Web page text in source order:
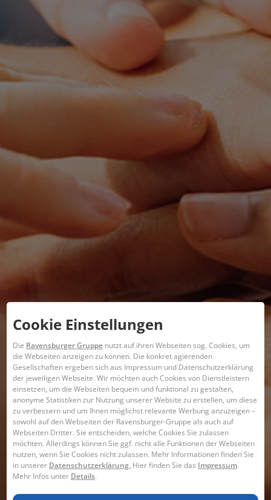
Cookie Einstellungen
Die Ravensburger Gruppe nutzt auf ihren Webseiten sog. Cookies, um
die Webseiten anzeigen zu können. ​Die konkret agierenden
Gesellschaften ergeben sich aus Impressum und Datenschutzerklärung
der jeweiligen Webseite. Wir möchten auch Cookies von Dienstleistern
einsetzen, um die Webseiten bequem und funktional zu gestalten,
anonyme Statistiken zur Nutzung unserer Website zu erstellen, um diese
zu verbessern und um Ihnen möglichst relevante Werbung anzuzeigen –
sowohl auf den Webseiten der Ravensburger-Gruppe als auch auf
Webseiten Dritter. Sie entscheiden, welche Cookies Sie zulassen
möchten. Allerdings können Sie ggf. nicht alle Funktionen der Webseiten
nutzen, wenn Sie Cookies nicht zulassen. Mehr Informationen finden Sie
in unserer Datenschutzerklärung. Hier finden Sie das Impressum.
Mehr Infos unter Details.